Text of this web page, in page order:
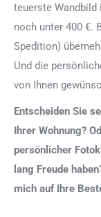
teuerste
noch unter 400 €.
Spedition)
Und die
von Ihnen
Entscheiden Sie
Ihrer Wohnung?
persönlicher
lang Freude
mich auf Ihre